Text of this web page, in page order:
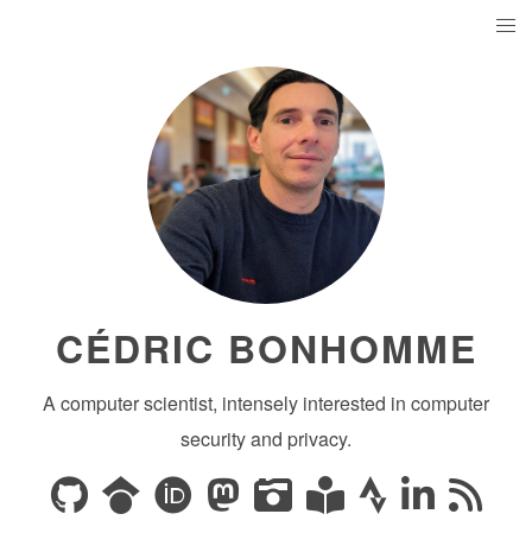
CÉDRIC BONHOMME
A computer scientist, intensely interested in computer
security and privacy.